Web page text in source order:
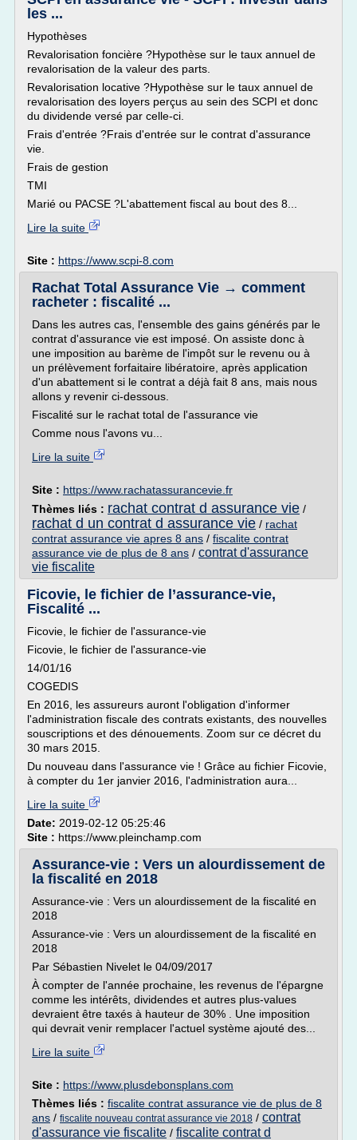
les ...
Hypothèses
Revalorisation foncière ?Hypothèse sur le taux annuel de
revalorisation de la valeur des parts.
Revalorisation locative ?Hypothèse sur le taux annuel de
revalorisation des loyers perçus au sein des SCPI et donc
du dividende versé par celle-ci.
Frais d'entrée ?Frais d'entrée sur le contrat d'assurance
vie.
Frais de gestion
TMI
Marié ou PACSE ?L'abattement fiscal au bout des 8...
Lire la suite
Site : https://www.scpi-8.com
Rachat Total Assurance Vie → comment
racheter : fiscalité ...
Dans les autres cas, l'ensemble des gains générés par le
contrat d'assurance vie est imposé. On assiste donc à
une imposition au barème de l'impôt sur le revenu ou à
un prélèvement forfaitaire libératoire, après application
d'un abattement si le contrat a déjà fait 8 ans, mais nous
allons y revenir ci-dessous.
Fiscalité sur le rachat total de l'assurance vie
Comme nous l'avons vu...
Lire la suite
Site : https://www.rachatassurancevie.fr
Thèmes liés : rachat contrat d assurance vie /
rachat d un contrat d assurance vie / rachat
contrat assurance vie apres 8 ans / fiscalite contrat
assurance vie de plus de 8 ans / contrat d'assurance
vie fiscalite
Ficovie, le fichier de l’assurance-vie,
Fiscalité ...
Ficovie, le fichier de l'assurance-vie
Ficovie, le fichier de l'assurance-vie
14/01/16
COGEDIS
En 2016, les assureurs auront l'obligation d'informer
l'administration fiscale des contrats existants, des nouvelles
souscriptions et des dénouements. Zoom sur ce décret du
30 mars 2015.
Du nouveau dans l'assurance vie ! Grâce au fichier Ficovie,
à compter du 1er janvier 2016, l'administration aura...
Lire la suite
Date: 2019-02-12 05:25:46
Site : https://www.pleinchamp.com
Assurance-vie : Vers un alourdissement de
la fiscalité en 2018
Assurance-vie : Vers un alourdissement de la fiscalité en
2018
Assurance-vie : Vers un alourdissement de la fiscalité en
2018
Par Sébastien Nivelet le 04/09/2017
À compter de l'année prochaine, les revenus de l'épargne
comme les intérêts, dividendes et autres plus-values
devraient être taxés à hauteur de 30% . Une imposition
qui devrait venir remplacer l'actuel système ajouté des...
Lire la suite
Site : https://www.plusdebonsplans.com
Thèmes liés : fiscalite contrat assurance vie de plus de 8
ans / fiscalite nouveau contrat assurance vie 2018 / contrat
d'assurance vie fiscalite / fiscalite contrat d